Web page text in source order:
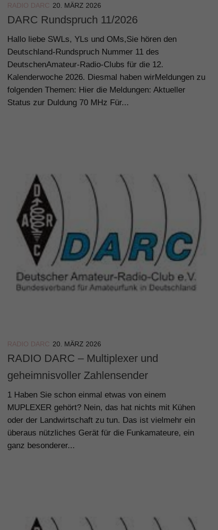
RADIO DARC 20. MÄRZ 2026
DARC Rundspruch 11/2026
Hallo liebe SWLs, YLs und OMs,Sie hören den
Deutschland-Rundspruch Nummer 11 des
DeutschenAmateur-Radio-Clubs für die 12.
Kalenderwoche 2026. Diesmal haben wirMeldungen zu
folgenden Themen: Hier die Meldungen: Aktueller
Status zur Duldung 70 MHz Für...
RADIO DARC 20. MÄRZ 2026
RADIO DARC – Multiplexer und
geheimnisvoller Zahlensender
1 Haben Sie schon einmal etwas von einem
MUPLEXER gehört? Nein, das hat nichts mit Kühen
oder der Landwirtschaft zu tun. Das ist vielmehr ein
überaus nützliches Gerät für die Funkamateure, ein
ganz besonderer...